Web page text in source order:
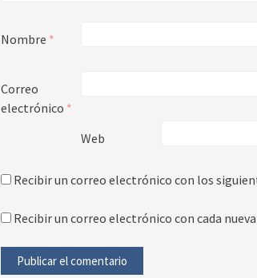
Nombre *
Correo
electrónico *
Web
Recibir un correo electrónico con los
Recibir un correo electrónico con cada